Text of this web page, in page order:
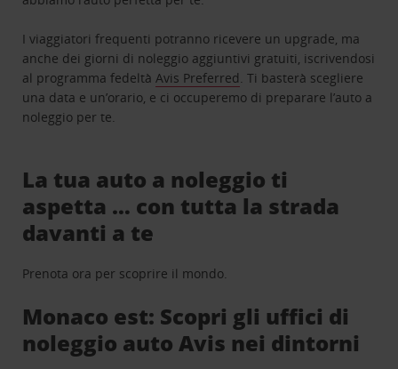
I viaggiatori frequenti potranno ricevere un upgrade, ma
anche dei giorni di noleggio aggiuntivi gratuiti, iscrivendosi
al programma fedeltàAvis Preferred. Ti basterà scegliere
una data e un’orario, e ci occuperemo di preparare l’auto a
noleggio per te.
La tua auto a noleggio ti
aspetta … con tutta la strada
davanti a te
Prenota ora per scoprire il mondo.
Monaco est: Scopri gli uffici di
noleggio auto Avis nei dintorni